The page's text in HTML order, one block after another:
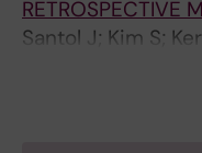
RETROSPECTIVE
Santol J; Kim S;
Braunwarth E;